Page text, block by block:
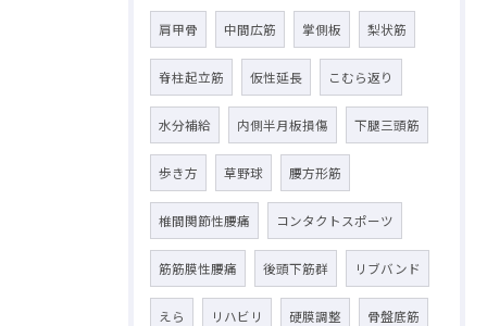
肩甲骨 中間広筋 掌側板 梨状筋
脊柱起立筋 仮性延長 こむら返り
水分補給 内側半月板損傷 下腿三頭筋
歩き方 草野球 腰方形筋
椎間関節性腰痛 コンタクトスポーツ
筋筋膜性腰痛 後頭下筋群 リブバンド
えら リハビリ 硬膜調整 骨盤底筋